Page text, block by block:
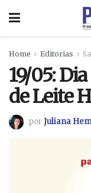
Home Editorias
19/05:
de Leite
por Juliana